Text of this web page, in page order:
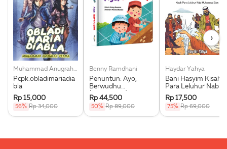
Muhammad Anugrah Utama
Pcpk.obladimariadia
bla
Rp 15,000
56% Rp 34,000
Benny Ramdhani
Penuntun: Ayo,
Berwudhu
(Boardbook)
Rp 44,500
50% Rp 89,000
Haydar Yahya
Bani Hasyim Kisah
Para Leluhur Nabi
Muhammad Saw.
Rp 17,500
75% Rp 69,000
›